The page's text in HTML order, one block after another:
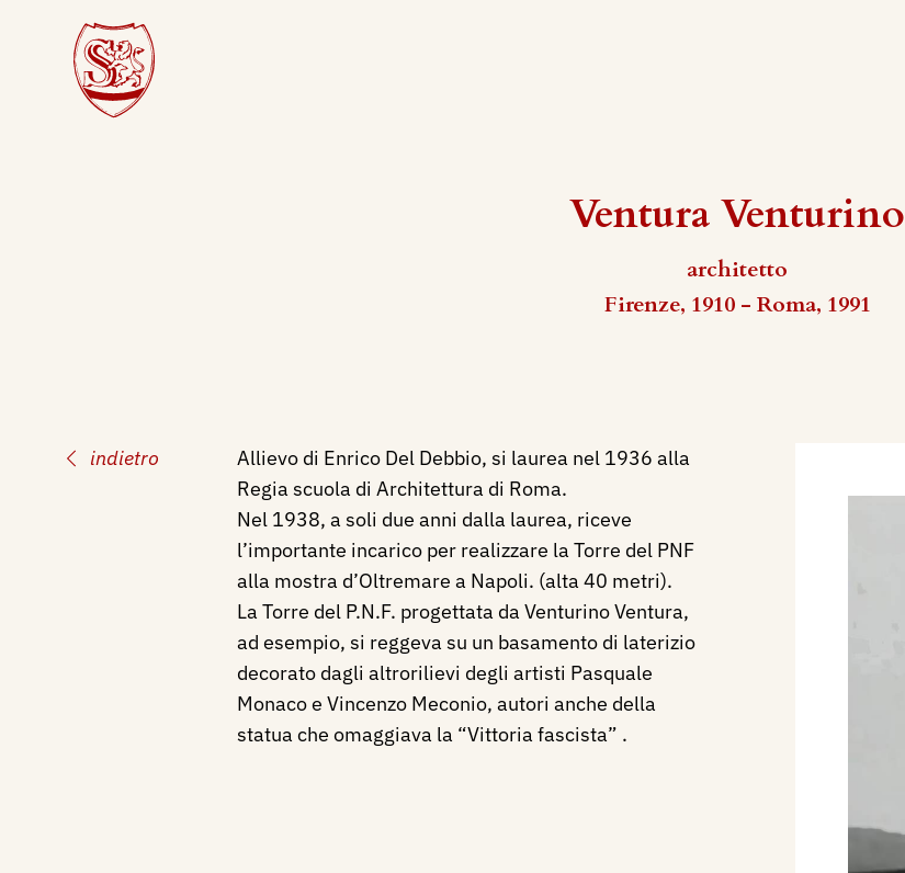
Ventura Venturino
architetto
Firenze, 1910 - Roma, 1991
indietro
Allievo di Enrico Del Debbio, si laurea nel 1936 alla
Regia scuola di Architettura di Roma.
Nel 1938, a soli due anni dalla laurea, riceve
l’importante incarico per realizzare la Torre del PNF
alla mostra d’Oltremare a Napoli. (alta 40 metri).
La Torre del P.N.F. progettata da Venturino Ventura,
ad esempio, si reggeva su un basamento di laterizio
decorato dagli altrorilievi degli artisti Pasquale
Monaco e Vincenzo Meconio, autori anche della
statua che omaggiava la “Vittoria fascista” .